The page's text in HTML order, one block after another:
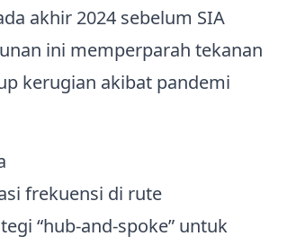
akhir 2024 sebelum SIA
ini memperparah tekanan
kerugian akibat pandemi
frekuensi di rute
“hub‑and‑spoke” untuk